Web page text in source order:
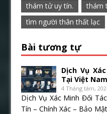
thám tử uy tín.
thám
tìm người thân thất lạc
Bài tương tự
Dịch Vụ
Tại Việt Nam
4 Tháng tám,
Dịch Vụ Xác Minh Đối
Tín – Chính Xác – Bảo